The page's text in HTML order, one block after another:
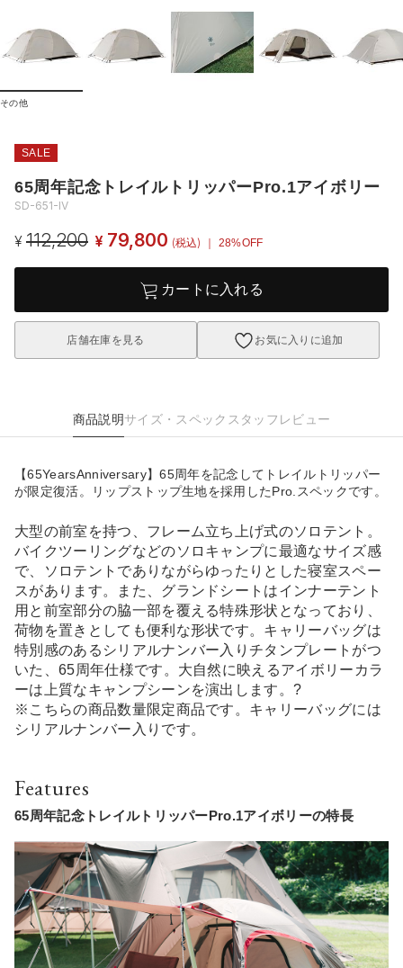
その他
SALE
65周年記念トレイルトリッパーPro.1アイボリー
SD-651-IV
¥ 112,200 ¥ 79,800 (税込) ｜ 28%OFF
カートに入れる
店舗在庫を見る お気に入りに追加
商品説明サイズ・スペック スタッフレビュー
【65YearsAnniversary】65周年を記念してトレイルトリッパー
が限定復活。リップストップ生地を採用したPro.スペックです。
大型の前室を持つ、フレーム立ち上げ式のソロテント。
バイクツーリングなどのソロキャンプに最適なサイズ感
で、ソロテントでありながらゆったりとした寝室スペー
スがあります。また、グランドシートはインナーテント
用と前室部分の脇一部を覆える特殊形状となっており、
荷物を置きとしても便利な形状です。キャリーバッグは
特別感のあるシリアルナンバー入りチタンプレートがつ
いた、65周年仕様です。大自然に映えるアイボリーカラ
ーは上質なキャンプシーンを演出します。?
※こちらの商品数量限定商品です。キャリーバッグには
シリアルナンバー入りです。
Features
65周年記念トレイルトリッパーPro.1アイボリーの特長